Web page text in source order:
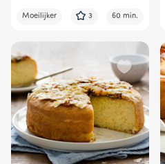
Moeilijker 3 60 min.